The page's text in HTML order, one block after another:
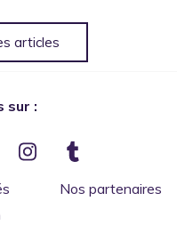
articles
sur :
Nos partenaires